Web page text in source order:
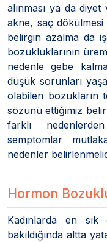
alınması ya da
akne, saç dökülmesi
belirgin azalma da
bozukluklarının
nedenle gebe
düşük sorunları
olabilen bozukların
sözünü ettiğimiz
farklı
semptomlar
nedenler
Hormon
Kadınlarda en
bakıldığında altta